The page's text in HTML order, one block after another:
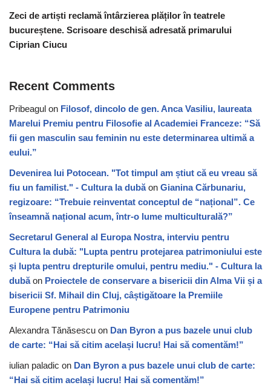
Zeci de artiști reclamă întârzierea plăților în teatrele
bucureștene. Scrisoare deschisă adresată primarului
Ciprian Ciucu
Recent Comments
Pribeagul on Filosof, dincolo de gen. Anca Vasiliu, laureata
Marelui Premiu pentru Filosofie al Academiei Franceze: “Să
fii gen masculin sau feminin nu este determinarea ultimă a
eului.”
Devenirea lui Potocean. "Tot timpul am știut că eu vreau să
fiu un familist." - Cultura la dubăon Gianina Cărbunariu,
regizoare: “Trebuie reinventat conceptul de “național”. Ce
înseamnă național acum, într-o lume multiculturală?”
Secretarul General al Europa Nostra, interviu pentru
Cultura la dubă: "Lupta pentru protejarea patrimoniului este
și lupta pentru drepturile omului, pentru mediu." - Cultura la
dubăon Proiectele de conservare a bisericii din Alma Vii și a
bisericii Sf. Mihail din Cluj, câștigătoare la Premiile
Europene pentru Patrimoniu
Alexandra Tănăsescu on Dan Byron a pus bazele unui club
de carte: “Hai să citim același lucru! Hai să comentăm!”
iulian paladic on Dan Byron a pus bazele unui club de carte:
“Hai să citim același lucru! Hai să comentăm!”